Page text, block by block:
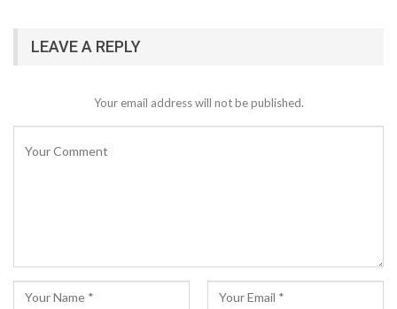
LEAVE A REPLY
Your email address will not be published.